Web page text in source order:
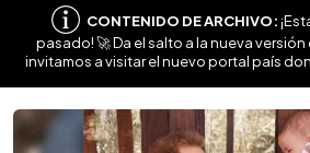
CONTENIDO DE ARCHIVO:
pasado! 🚀 Da el salto a la nueva versión
invitamos a visitar el nuevo portal país